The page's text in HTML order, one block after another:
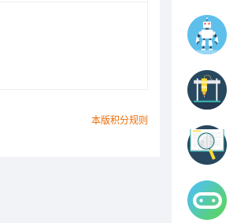
本版积分规则